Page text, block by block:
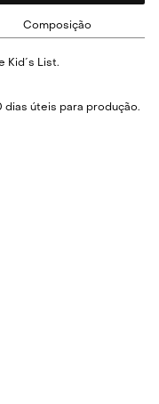
Composição
Kid´s List.
dias úteis para produção.